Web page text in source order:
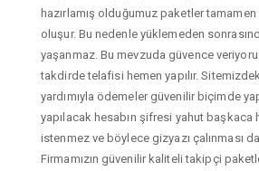
hazırlamış olduğumuz paketler tamamen
oluşur. Bu nedenle yüklemeden
yaşanmaz. Bu mevzuda güvence
takdirde telafisi hemen yapılır.
yardımıyla ödemeler güvenilir biçimde
yapılacak hesabın şifresi yahut başkaca
istenmez ve böylece gizyazı çalınması
Firmamızın güvenilir kaliteli takipçi